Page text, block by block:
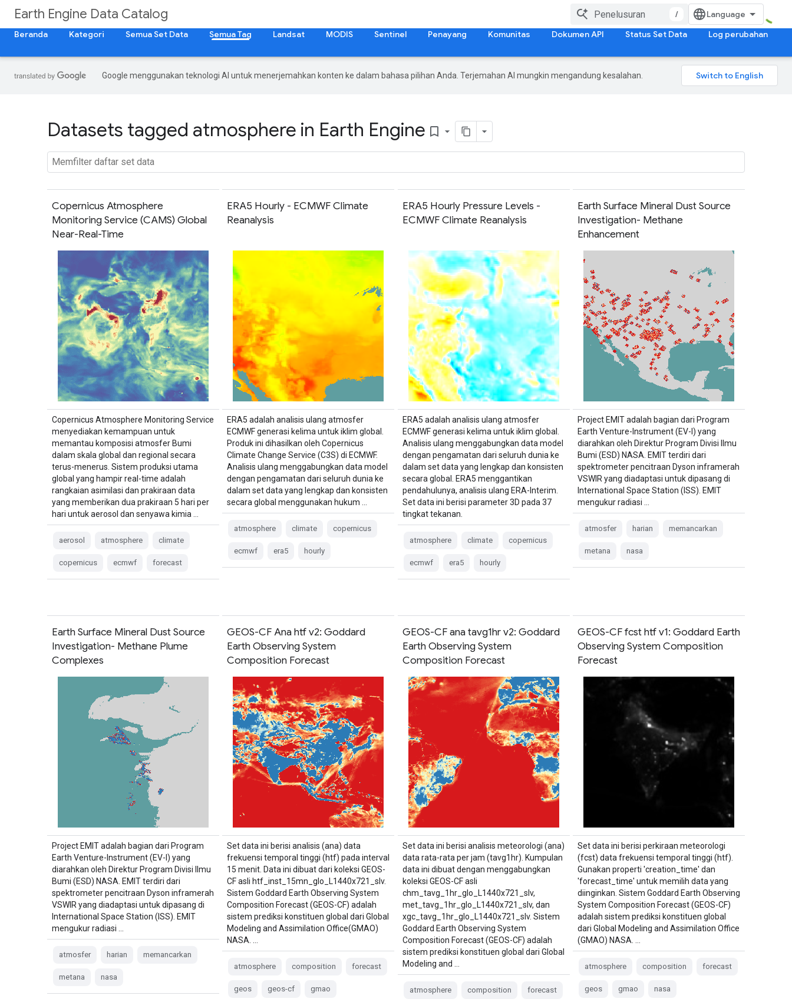
Earth Engine Data Catalog
/
Beranda
Kategori Semua Set Data Semua Tag Landsat MODIS Sentinel Penayang Komunitas Dokumen API Status Set Data Log perubahan
Google menggunakan teknologi AI untuk menerjemahkan konten ke dalam bahasa pilihan Anda. Terjemahan AI mungkin mengandung kesalahan.
Datasets tagged atmosphere in Earth Engine bookmark_border
Copernicus Atmosphere
Monitoring Service (CAMS) Global
Near-Real-Time
Copernicus Atmosphere Monitoring Service
menyediakan kemampuan untuk
memantau komposisi atmosfer Bumi
dalam skala global dan regional secara
terus-menerus. Sistem produksi utama
global yang hampir real-time adalah
rangkaian asimilasi dan prakiraan data
yang memberikan dua prakiraan 5 hari per
hari untuk aerosol dan senyawa kimia …
aerosol atmosphere climate
copernicus ecmwf forecast
ERA5 Hourly - ECMWF Climate
Reanalysis
ERA5 adalah analisis ulang atmosfer
ECMWF generasi kelima untuk iklim global.
Produk ini dihasilkan oleh Copernicus
Climate Change Service (C3S) di ECMWF.
Analisis ulang menggabungkan data model
dengan pengamatan dari seluruh dunia ke
dalam set data yang lengkap dan konsisten
secara global menggunakan hukum …
atmosphere climate copernicus
ecmwf era5 hourly
ERA5 Hourly Pressure Levels -
ECMWF Climate Reanalysis
ERA5 adalah analisis ulang atmosfer
ECMWF generasi kelima untuk iklim global.
Analisis ulang menggabungkan data model
dengan pengamatan dari seluruh dunia ke
dalam set data yang lengkap dan konsisten
secara global. ERA5 menggantikan
pendahulunya, analisis ulang ERA-Interim.
Set data ini berisi parameter 3D pada 37
tingkat tekanan.
atmosphere climate copernicus
ecmwf era5 hourly
Earth Surface Mineral Dust Source
Investigation- Methane
Enhancement
Project EMIT adalah bagian dari Program
Earth Venture-Instrument (EV-I) yang
diarahkan oleh Direktur Program Divisi Ilmu
Bumi (ESD) NASA. EMIT terdiri dari
spektrometer pencitraan Dyson inframerah
VSWIR yang diadaptasi untuk dipasang di
International Space Station (ISS). EMIT
mengukur radiasi …
atmosfer harian memancarkan
metana nasa
Earth Surface Mineral Dust Source
Investigation- Methane Plume
Complexes
Project EMIT adalah bagian dari Program
Earth Venture-Instrument (EV-I) yang
diarahkan oleh Direktur Program Divisi Ilmu
Bumi (ESD) NASA. EMIT terdiri dari
spektrometer pencitraan Dyson inframerah
VSWIR yang diadaptasi untuk dipasang di
International Space Station (ISS). EMIT
mengukur radiasi …
atmosfer harian memancarkan
metana nasa
GEOS-CF Ana htf v2: Goddard
Earth Observing System
Composition Forecast
Set data ini berisi analisis (ana) data
frekuensi temporal tinggi (htf) pada interval
15 menit. Data ini dibuat dari koleksi GEOS-
CF asli htf_inst_15mn_glo_L1440x721_slv.
Sistem Goddard Earth Observing System
Composition Forecast (GEOS-CF) adalah
sistem prediksi konstituen global dari Global
Modeling and Assimilation Office(GMAO)
NASA. …
atmosphere composition forecast
geos geos-cf gmao
GEOS-CF ana tavg1hr v2: Goddard
Earth Observing System
Composition Forecast
Set data ini berisi analisis meteorologi (ana)
data rata-rata per jam (tavg1hr). Kumpulan
data ini dibuat dengan menggabungkan
koleksi GEOS-CF asli
chm_tavg_1hr_glo_L1440x721_slv,
met_tavg_1hr_glo_L1440x721_slv, dan
xgc_tavg_1hr_glo_L1440x721_slv. Sistem
Goddard Earth Observing System
Composition Forecast (GEOS-CF) adalah
sistem prediksi konstituen global dari Global
Modeling and …
atmosphere composition forecast
GEOS-CF fcst htf v1: Goddard Earth
Observing System Composition
Forecast
Set data ini berisi perkiraan meteorologi
(fcst) data frekuensi temporal tinggi (htf).
Gunakan properti 'creation_time' dan
'forecast_time' untuk memilih data yang
diinginkan. Sistem Goddard Earth Observing
System Composition Forecast (GEOS-CF)
adalah sistem prediksi konstituen global
dari Global Modeling and Assimilation Office
(GMAO) NASA. …
atmosphere composition forecast
geos gmao nasa